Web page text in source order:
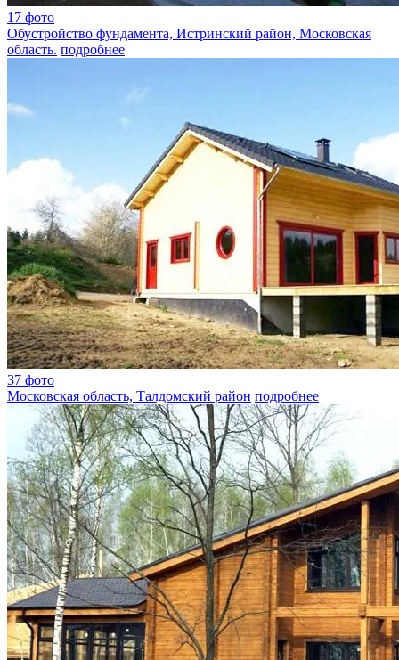
17 фото
Обустройство фундамента, Истринский район, Московская
область. подробнее
37 фото
Московская область, Талдомский район подробнее